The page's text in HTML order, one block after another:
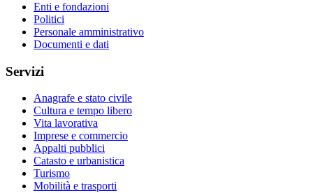
Enti e fondazioni
Politici
Personale amministrativo
Documenti e dati
Servizi
Anagrafe e stato civile
Cultura e tempo libero
Vita lavorativa
Imprese e commercio
Appalti pubblici
Catasto e urbanistica
Turismo
Mobilità e trasporti